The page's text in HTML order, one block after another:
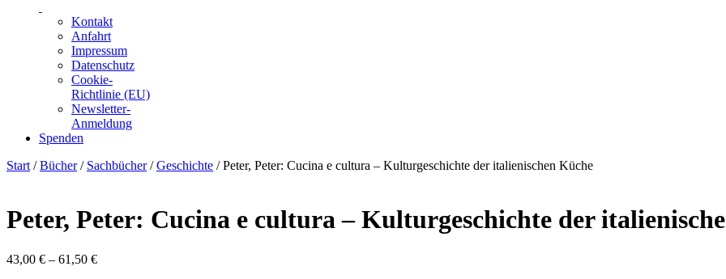
Kontakt
Anfahrt
Impressum
Datenschutz
Cookie-
Richtlinie (EU)
Newsletter-
Anmeldung
Spenden
Skip
Start /Bücher/ Sachbücher/Geschichte / Peter, Peter: Cucina e cultura – Kulturgeschichte der italienischen Küche
Peter, Peter: Cucina e cultura – Kulturgeschichte der
43,00 € – 61,50 €Preisspanne: